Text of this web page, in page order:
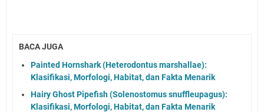
BACA JUGA
Painted Hornshark (Heterodontus marshallae):
Klasifikasi, Morfologi, Habitat, dan Fakta Menarik
Hairy Ghost Pipefish (Solenostomus snuffleupagus):
Klasifikasi, Morfologi, Habitat, dan Fakta Menarik